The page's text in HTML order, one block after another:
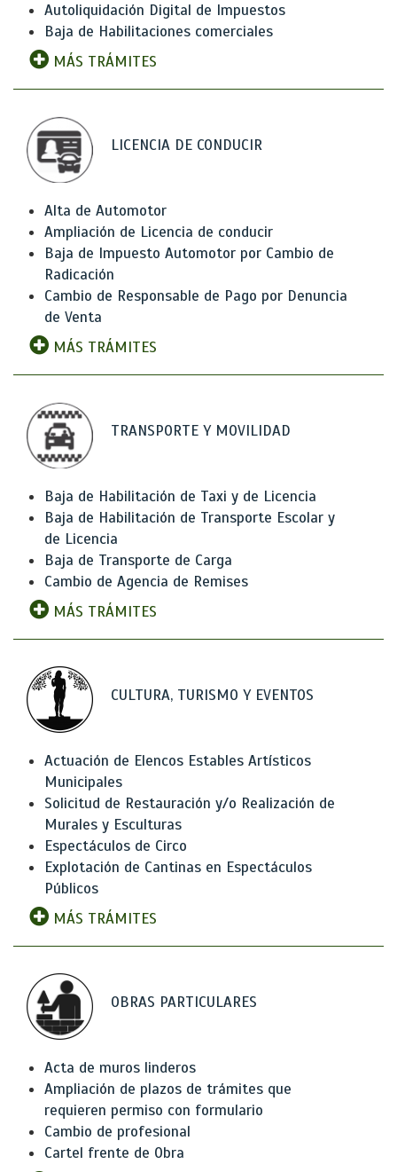
Autoliquidación Digital de Impuestos
Baja de Habilitaciones comerciales
MÁS TRÁMITES
LICENCIA DE CONDUCIR
Alta de Automotor
Ampliación de Licencia de conducir
Baja de Impuesto Automotor por Cambio de
Radicación
Cambio de Responsable de Pago por Denuncia
de Venta
MÁS TRÁMITES
TRANSPORTE Y MOVILIDAD
Baja de Habilitación de Taxi y de Licencia
Baja de Habilitación de Transporte Escolar y
de Licencia
Baja de Transporte de Carga
Cambio de Agencia de Remises
MÁS TRÁMITES
CULTURA, TURISMO Y EVENTOS
Actuación de Elencos Estables Artísticos
Municipales
Solicitud de Restauración y/o Realización de
Murales y Esculturas
Espectáculos de Circo
Explotación de Cantinas en Espectáculos
Públicos
MÁS TRÁMITES
OBRAS PARTICULARES
Acta de muros linderos
Ampliación de plazos de trámites que
requieren permiso con formulario
Cambio de profesional
Cartel frente de Obra